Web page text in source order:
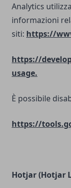
Analytics
informazioni
siti: https://
https://
usage.
È possibile
https://
Hotjar (Hotjar